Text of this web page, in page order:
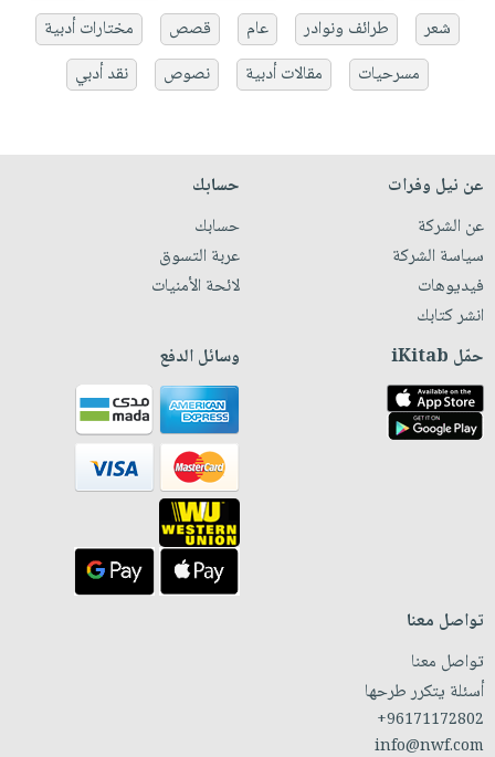
شعر
طرائف ونوادر عام قصص
مختارات أدبية
مسرحيات
مقالات أدبية نصوص نقد أدبي
عن نيل وفرات
عن الشركة
سياسة الشركة
فيديوهات
انشر كتابك
حسابك
حسابك
عربة التسوق
لائحة الأمنيات
حمّل iKitab وسائل الدفع
تواصل معنا
تواصل معنا
أسئلة يتكرر طرحها
+96171172802
info@nwf.com